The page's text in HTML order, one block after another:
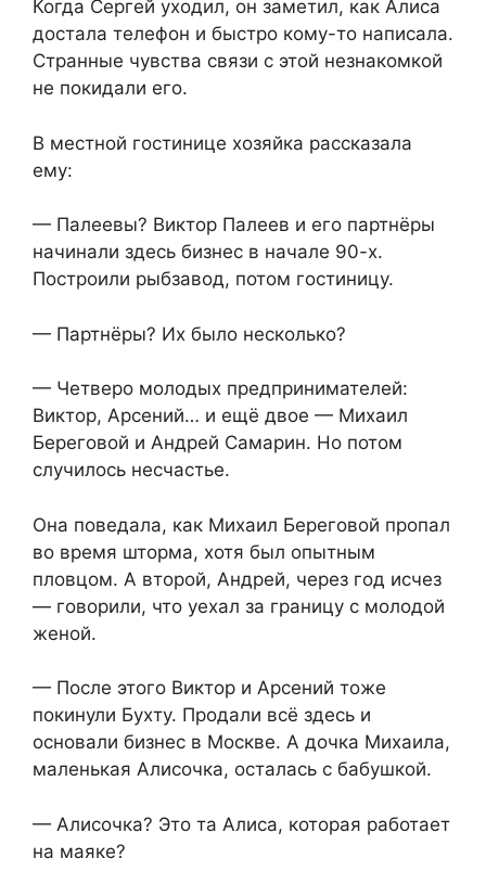
Когда Сергей уходил, он заметил, как Алиса
достала телефон и быстро кому-то написала.
Странные чувства связи с этой незнакомкой
не покидали его.
В местной гостинице хозяйка рассказала
ему:
— Палеевы? Виктор Палеев и его партнёры
начинали здесь бизнес в начале 90-х.
Построили рыбзавод, потом гостиницу.
— Партнёры? Их было несколько?
— Четверо молодых предпринимателей:
Виктор, Арсений… и ещё двое — Михаил
Береговой и Андрей Самарин. Но потом
случилось несчастье.
Она поведала, как Михаил Береговой пропал
во время шторма, хотя был опытным
пловцом. А второй, Андрей, через год исчез
— говорили, что уехал за границу с молодой
женой.
— После этого Виктор и Арсений тоже
покинули Бухту. Продали всё здесь и
основали бизнес в Москве. А дочка Михаила,
маленькая Алисочка, осталась с бабушкой.
— Алисочка? Это та Алиса, которая работает
на маяке?